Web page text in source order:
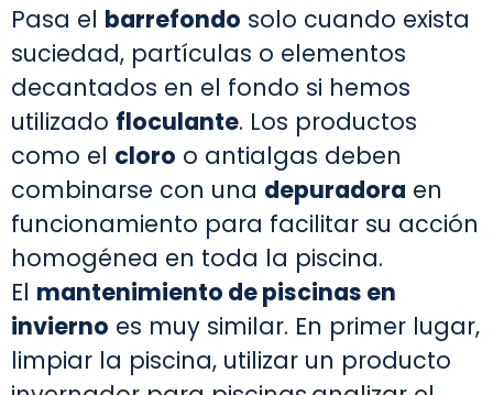
Pasa el barrefondo solo cuando exista
suciedad, partículas o elementos
decantados en el fondo si hemos
utilizado floculante. Los productos
como el cloro o antialgas deben
combinarse con una depuradora en
funcionamiento para facilitar su acción
homogénea en toda la piscina.
El mantenimiento de piscinas en
invierno es muy similar. En primer lugar,
limpiar la piscina, utilizar un producto